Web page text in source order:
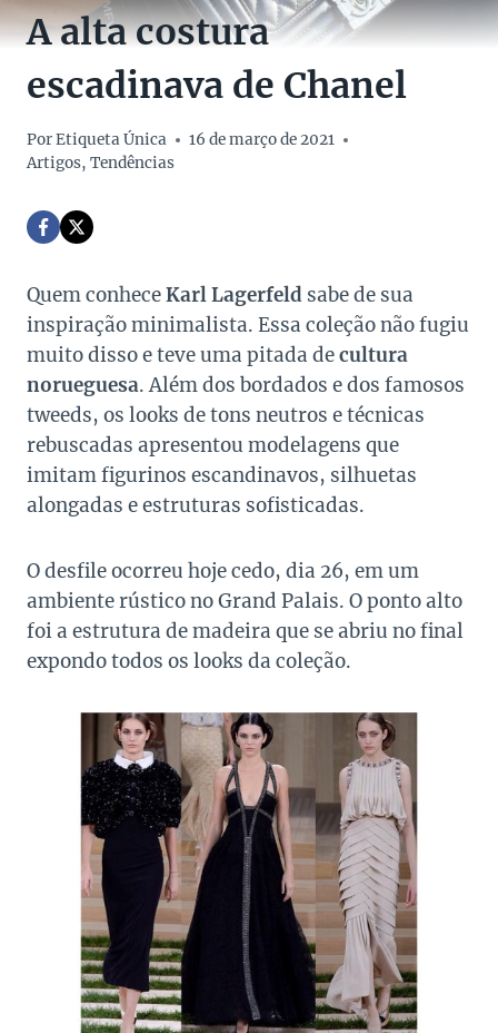
A alta costura
escadinava de Chanel
PorEtiqueta Única
16 de março de 2021
Artigos, Tendências
Quem conheceKarl Lagerfeld sabe de sua
inspiração minimalista. Essa coleção não fugiu
muito disso e teve uma pitada decultura
norueguesa. Além dos bordados e dos famosos
tweeds, os looks de tons neutros e técnicas
rebuscadas apresentou modelagens que
imitam figurinos escandinavos, silhuetas
alongadas e estruturas sofisticadas.
O desfile ocorreu hoje cedo, dia 26, em um
ambiente rústico no Grand Palais. O ponto alto
foi a estrutura de madeira que se abriu no final
expondo todos os looks da coleção.